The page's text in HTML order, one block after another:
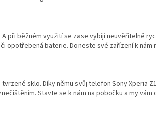
při běžném využití se zase vybíjí neuvěřitelně
opotřebená baterie. Doneste své zařízení k nám
sklo. Díky němu svůj telefon Sony Xperia Z1
Stavte se k nám na pobočku a my vám